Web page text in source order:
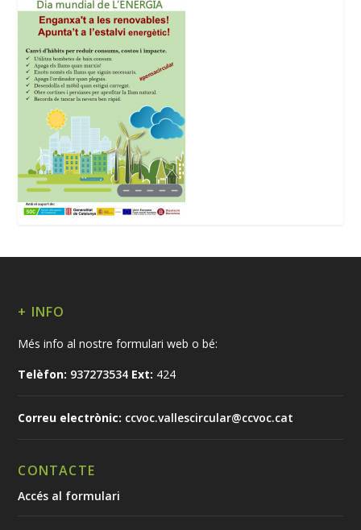
+ INFO
Més info al nostre formulari web o bé:
Telèfon: 937273534 Ext: 424
Correu electrònic: ccvoc.vallescircular@ccvoc.cat
CONTACTE
Accés al formulari